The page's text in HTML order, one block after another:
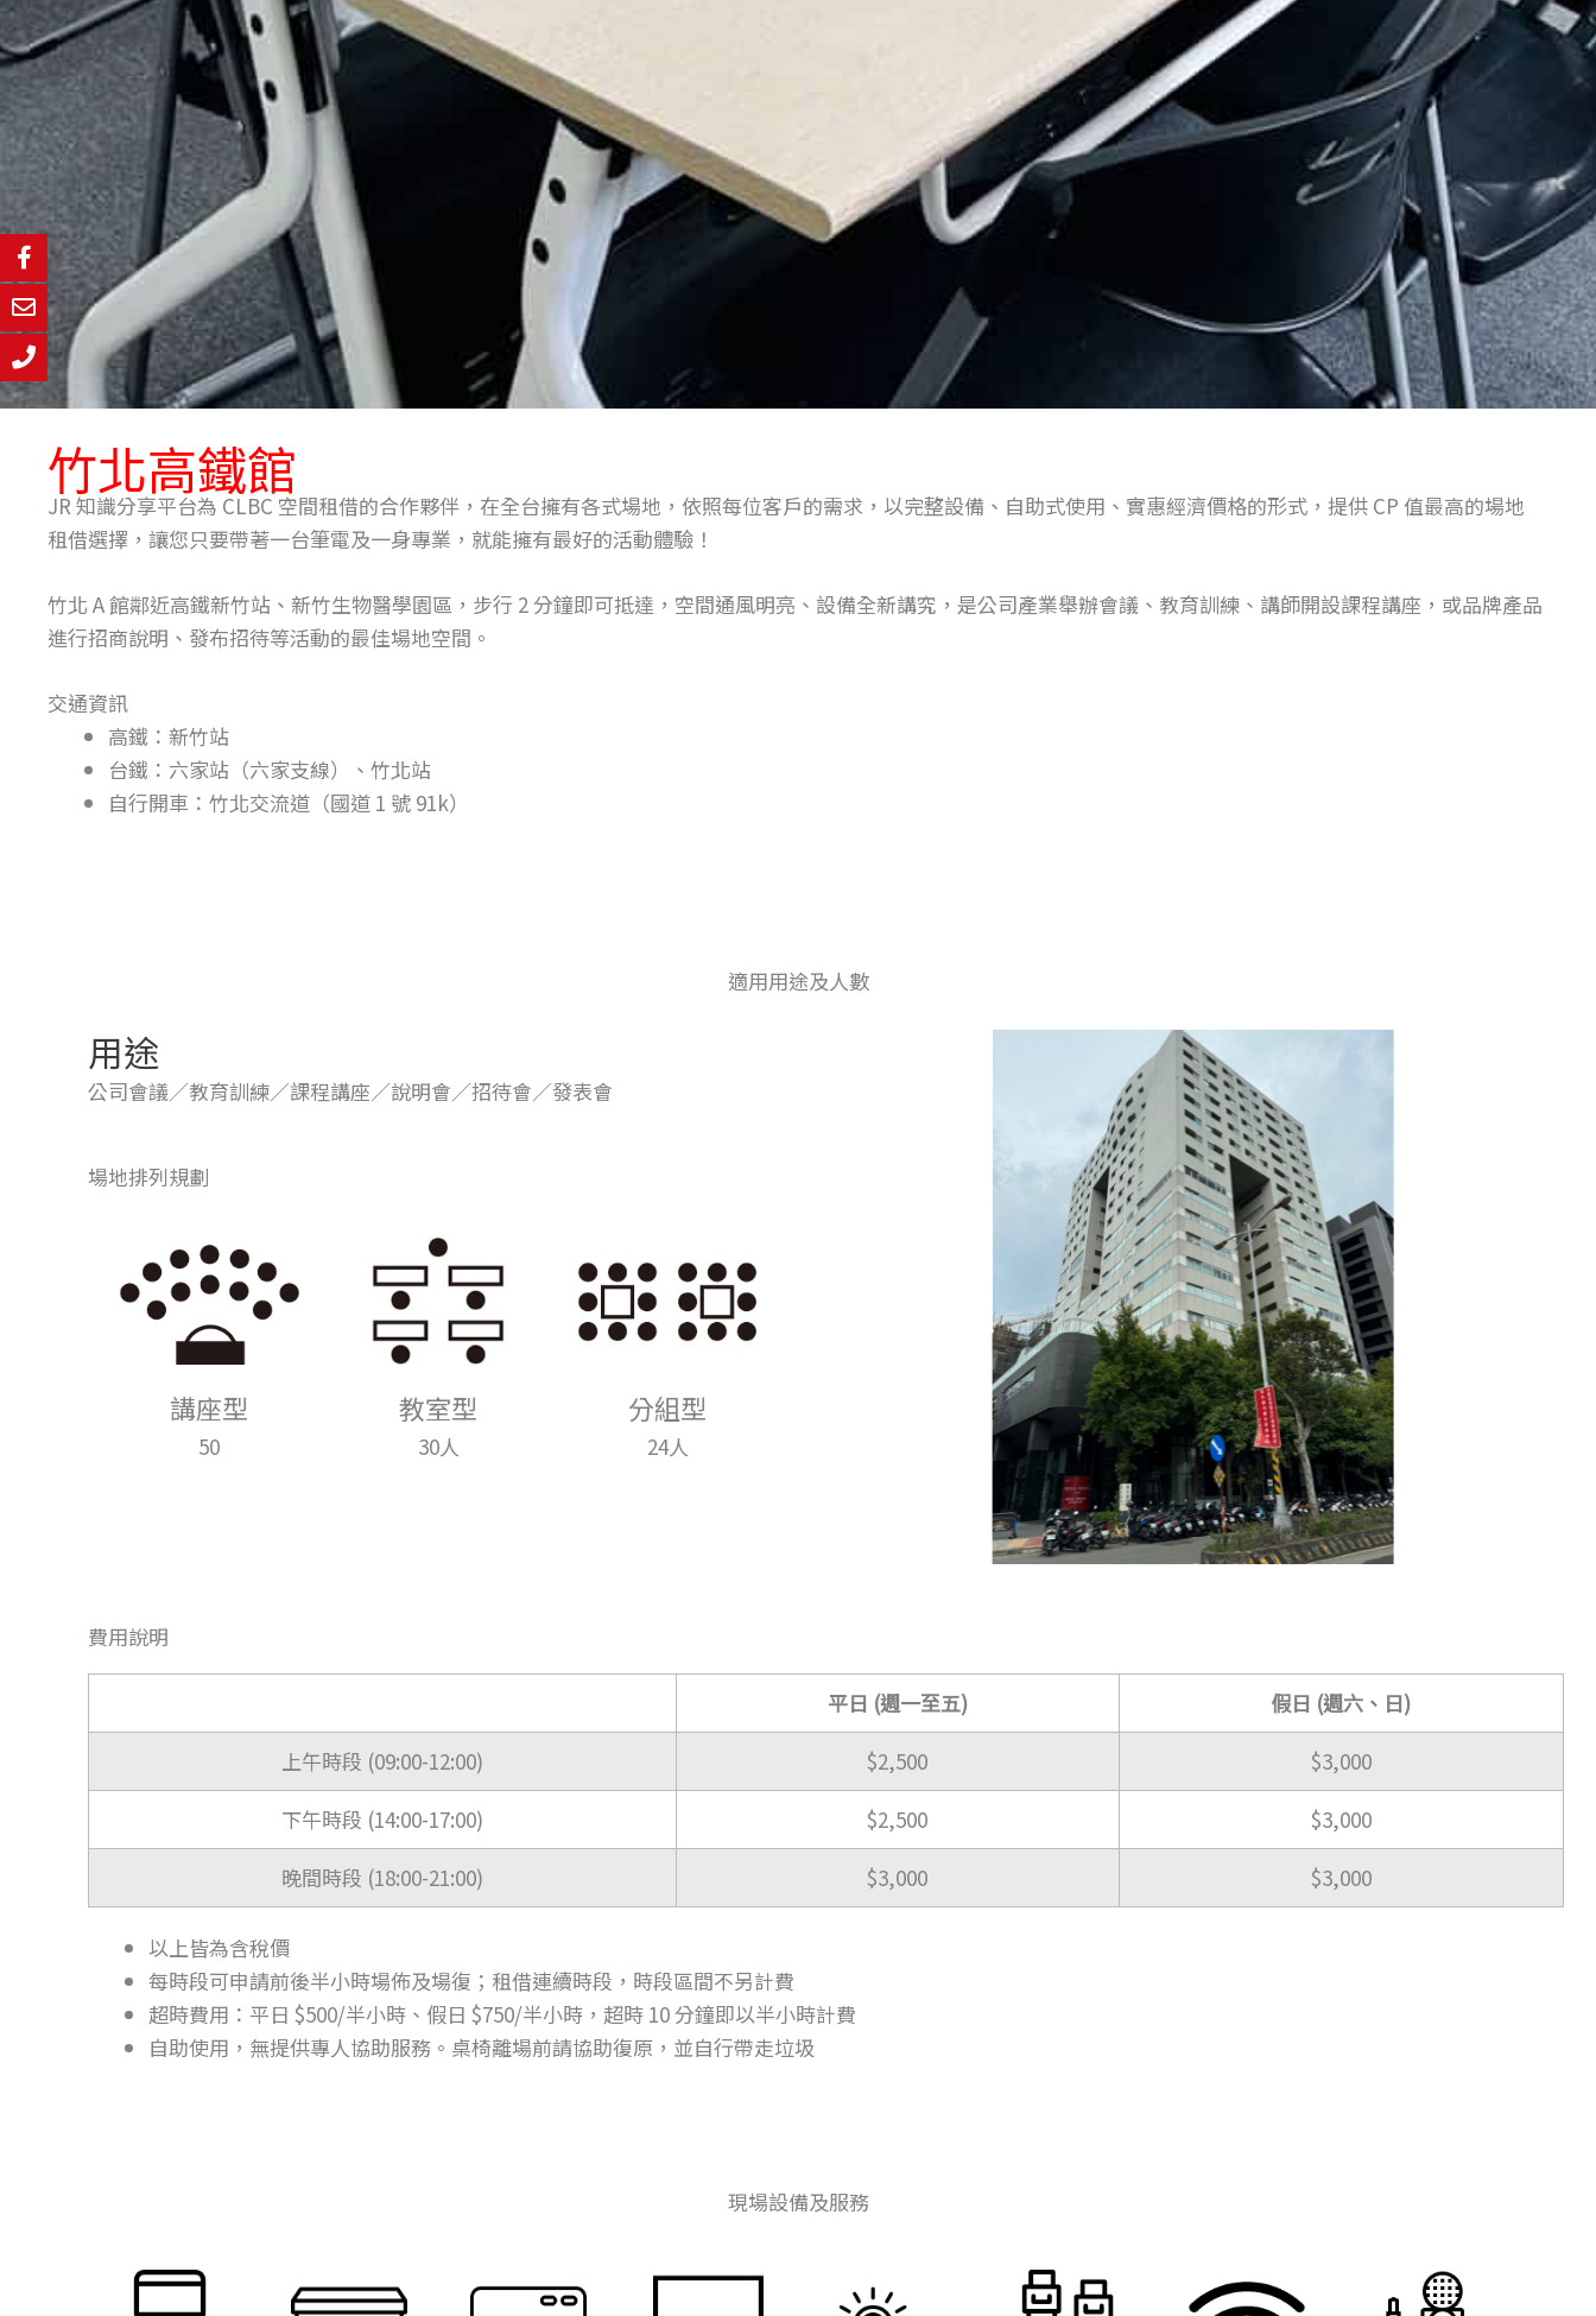
竹北高鐵館
JR 知識分享平台為 CLBC 空間租借的合作夥伴，在全台擁有各式場地，依照每位客戶的需求，以完整設備、自助式使用、實惠經濟價格的形式，提供 CP 值最高的場地
租借選擇，讓您只要帶著一台筆電及一身專業，就能擁有最好的活動體驗！
竹北 A 館鄰近高鐵新竹站、新竹生物醫學園區，步行 2 分鐘即可抵達，空間通風明亮、設備全新講究，是公司產業舉辦會議、教育訓練、講師開設課程講座，或品牌產品
進行招商說明、發布招待等活動的最佳場地空間。
交通資訊
高鐵：新竹站
台鐵：六家站（六家支線）、竹北站
自行開車：竹北交流道（國道 1 號 91k）
適用用途及人數
用途
公司會議／教育訓練／課程講座／說明會／招待會／發表會
場地排列規劃
講座型
50
教室型
30人
分組型
24人
費用說明
平日 (週一至五)
假日 (週六、日)
上午時段 (09:00-12:00)
$2,500
$3,000
下午時段 (14:00-17:00)
$2,500
$3,000
晚間時段 (18:00-21:00)
$3,000 $3,000
以上皆為含稅價
每時段可申請前後半小時場佈及場復；租借連續時段，時段區間不另計費
超時費用：平日 $500/半小時、假日 $750/半小時，超時 10 分鐘即以半小時計費
自助使用，無提供專人協助服務。桌椅離場前請協助復原，並自行帶走垃圾
現場設備及服務